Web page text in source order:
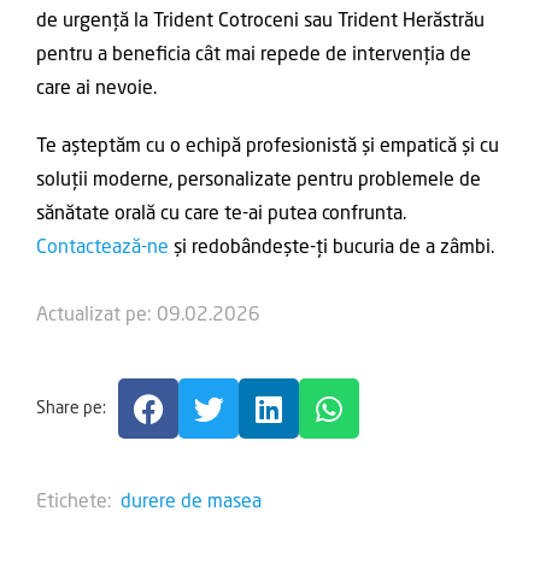
de urgență la Trident Cotroceni sau Trident Herăstrău
pentru a beneficia cât mai repede de intervenția de
care ai nevoie.
Te așteptăm cu o echipă profesionistă și empatică și cu
soluții moderne, personalizate pentru problemele de
sănătate orală cu care te-ai putea confrunta.
Contactează-ne și redobândește-ți bucuria de a zâmbi.
Actualizat pe: 09.02.2026
Share pe:
Etichete: durere de masea